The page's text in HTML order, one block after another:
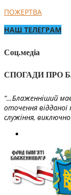
ПОЖЕРТВА
НАШ ТЕЛЕГРАМ
Соц.медіа
СПОГАДИ ПРО
“…Блаженніший
оточення
служіння,